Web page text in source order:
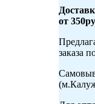
от
заказа